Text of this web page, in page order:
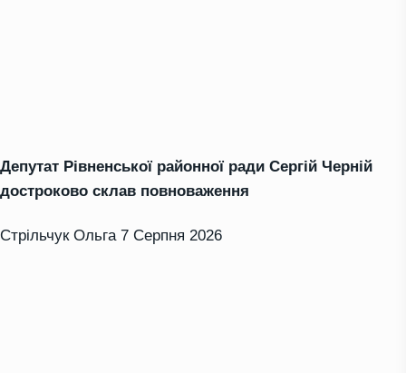
Депутат Рівненської районної ради Сергій Черній
достроково склав повноваження
Стрільчук Ольга 7 Серпня 2026